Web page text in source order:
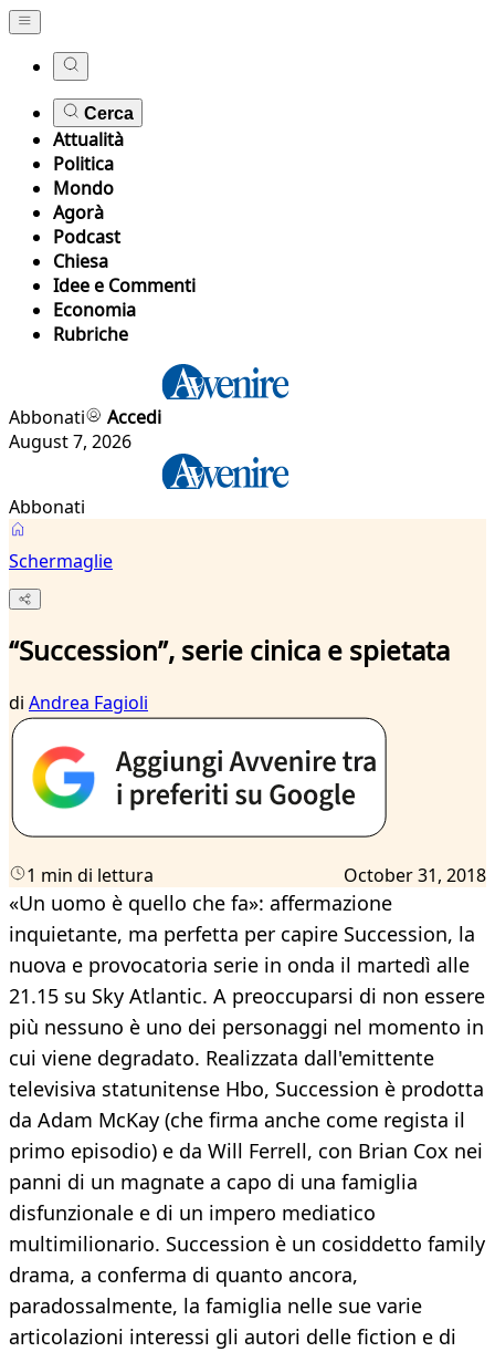
Cerca
Attualità
Politica
Mondo
Agorà
Podcast
Chiesa
Idee e Commenti
Economia
Rubriche
Abbonati
Accedi
August 7, 2026
Abbonati
Schermaglie
“Succession”, serie cinica e spietata
di Andrea Fagioli
1 min di lettura October 31, 2018
«Un uomo è quello che fa»: affermazione
inquietante, ma perfetta per capire Succession, la
nuova e provocatoria serie in onda il martedì alle
21.15 su Sky Atlantic. A preoccuparsi di non essere
più nessuno è uno dei personaggi nel momento in
cui viene degradato. Realizzata dall'emittente
televisiva statunitense Hbo, Succession è prodotta
da Adam McKay (che firma anche come regista il
primo episodio) e da Will Ferrell, con Brian Cox nei
panni di un magnate a capo di una famiglia
disfunzionale e di un impero mediatico
multimilionario. Succession è un cosiddetto family
drama, a conferma di quanto ancora,
paradossalmente, la famiglia nelle sue varie
articolazioni interessi gli autori delle fiction e di